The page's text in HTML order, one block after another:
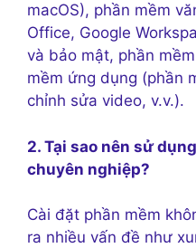
macOS), phần mềm
Office, Google
và bảo mật, phần
mềm ứng dụng (phần
chỉnh sửa video, v.v.).
2. Tại sao nên sử
chuyên nghiệp?
Cài đặt phần mềm
ra nhiều vấn đề như